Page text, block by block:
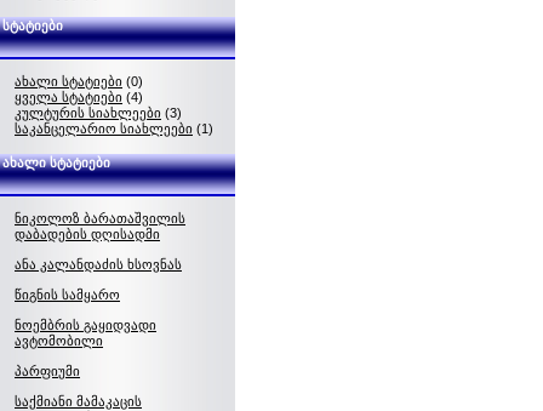
სტატიები
ახალი სტატიები (0)
ყველა სტატიები (4)
კულტურის სიახლეები (3)
საკანცელარიო სიახლეები (1)
ახალი სტატიები
ნიკოლოზ ბარათაშვილის
დაბადების დღისადმი
ანა კალანდაძის ხსოვნას
წიგნის სამყარო
ნოემბრის გაყიდვადი
ავტომობილი
პარფიუმი
საქმიანი მამაკაცის